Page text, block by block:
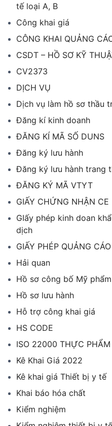
tế loại A, B
Công khai giá
CÔNG KHAI QUẢNG
CSDT – HỒ SƠ KỸ
CV2373
DỊCH VỤ
Dịch vụ làm hồ sơ thầu
Đăng kí kinh doanh
ĐĂNG KÍ MÃ SỐ DUNS
Đăng ký lưu hành
Đăng ký lưu hành trang
ĐĂNG KÝ MÃ VTYT
GIẤY CHỨNG NHẬN CE
GIấy phép kinh doan
dịch
GIẤY PHÉP QUẢNG
Hải quan
Hồ sơ công bố Mỹ phẩm
Hồ sơ lưu hành
Hỗ trợ công khai giá
HS CODE
ISO 22000 THỰC PHẨM
Kê Khai Giá 2022
Kê khai giá Thiết bị y tế
Khai báo hóa chất
Kiểm nghiệm